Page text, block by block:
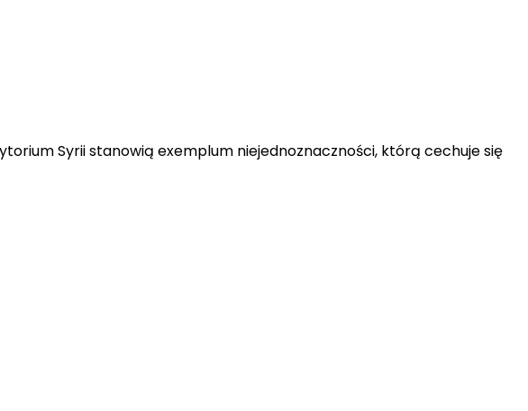
Syrii stanowią exemplum niejednoznaczności, którą cechuje się